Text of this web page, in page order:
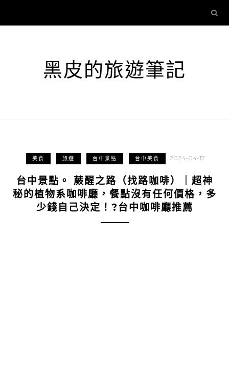
黑皮的旅遊筆記
美食 旅遊 台中景點 台中美食 2024-04-17
台中景點。 蕨醒之路（找路咖啡）｜超神
秘的植物系咖啡廳，餐點沒有任何價格，多
少錢自己決定！?台中咖啡廳推薦